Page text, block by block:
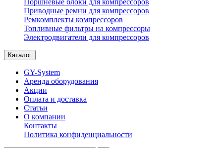
Поршневые блоки для компрессоров
Приводные ремни для компрессоров
Ремкомплекты компрессоров
Топливные фильтры на компрессоры
Электродвигатели для компрессоров
Каталог
GY-System
Аренда оборудования
Акции
Оплата и доставка
Статьи
О компании
Контакты
Политика конфиденциальности